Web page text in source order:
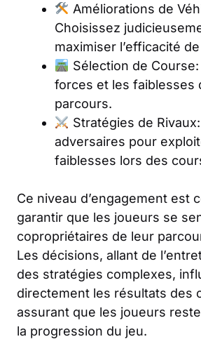
Améliorations de
Choisissez
maximiser l’efficacité
Sélection de
forces et les faiblesses
parcours.
Stratégies de
adversaires pour
faiblesses lors des
Ce niveau d’engagement est
garantir que les joueurs se
copropriétaires de leur
Les décisions, allant de
des stratégies complexes,
directement les résultats des
assurant que les joueurs
la progression du jeu.